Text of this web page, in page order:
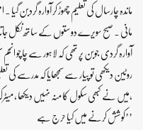
ماندہ چارسال کی تعلیم چھوڑ کر آوارہ گردبن
مانی ۔ صبح سویرے دوستوں کے ساتھ نکل
آوارہ گردی جوبن پر تھی کہ لاہور سے چاچو
روٹین دیکھی تو پیار سے سمجھایا کہ مدرسے کی
،میں نے کبھی سکول کا منہ نہیں دیکھا ،
’’کوشش کرنے میں کیا حرج ہے